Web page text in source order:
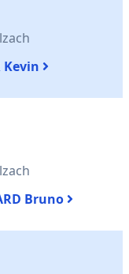
Kevin
Bruno